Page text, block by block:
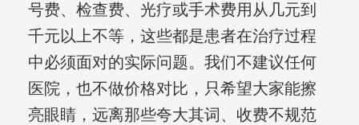
号费、检查费、光疗或手术费用从几元到
千元以上不等，这些都是患者在治疗过程
中必须面对的实际问题。我们不建议任何
医院，也不做价格对比，只希望大家能擦
亮眼睛，远离那些夸大其词、收费不规范